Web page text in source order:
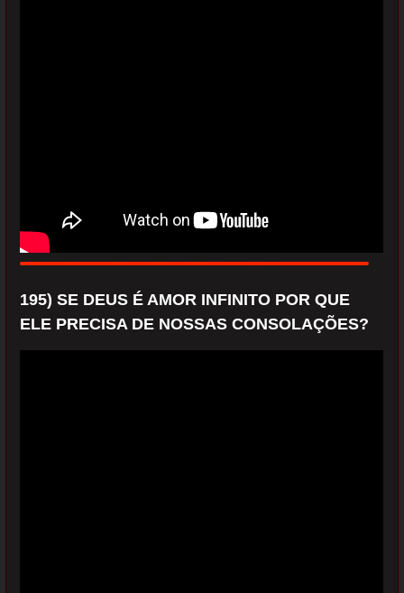
195) SE DEUS É AMOR INFINITO POR QUE
ELE PRECISA DE NOSSAS CONSOLAÇÕES?